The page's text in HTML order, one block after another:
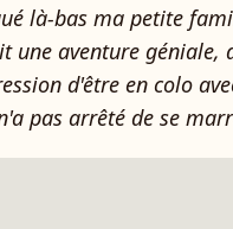
là-bas ma petite
une aventure géniale,
d'être en colo
pas arrêté de se